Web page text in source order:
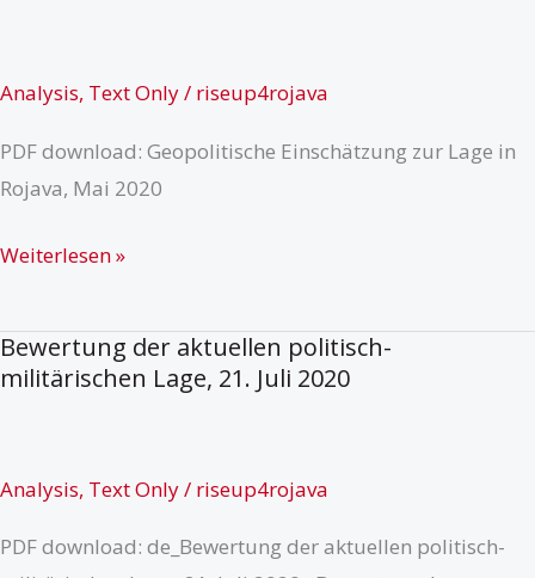
11.08.2020
Analysis, Text Only/ riseup4rojava
PDF download: Geopolitische Einschätzung zur Lage in
Rojava, Mai 2020
Geopolitische
zur
Lage
Mai
Weiterlesen »
Bewertung der aktuellen politisch-
militärischen Lage, 21. Juli 2020
Analysis, Text Only/ riseup4rojava
PDF download: de_Bewertung der aktuellen politisch-